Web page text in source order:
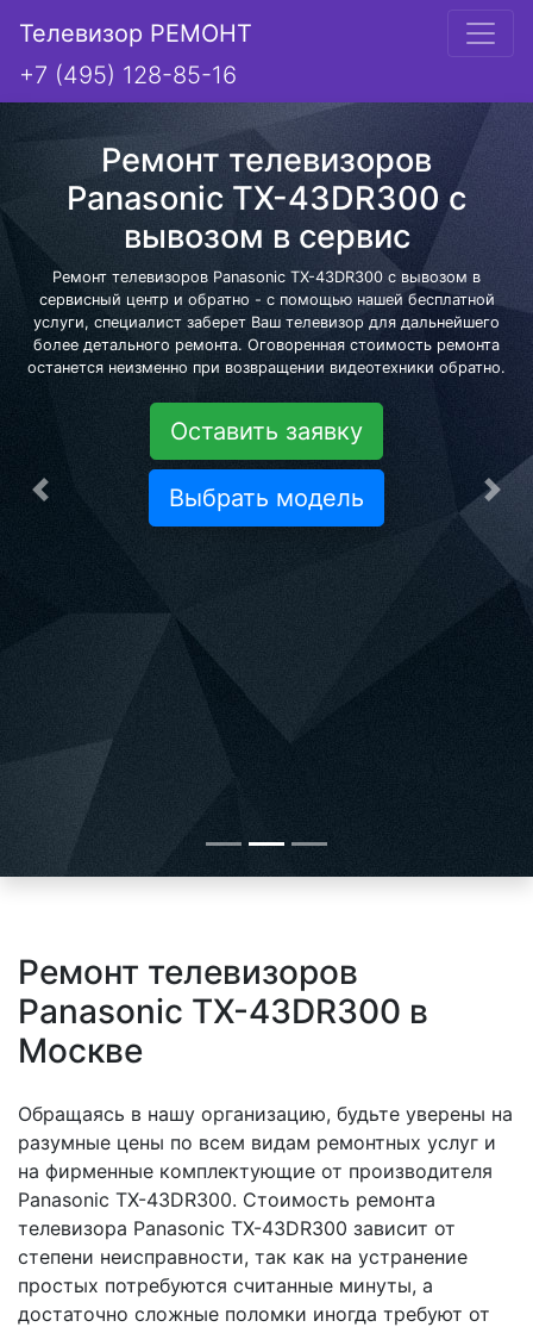
Телевизор РЕМОНТ
+7 (495) 128-85-16
Ремонт телевизоров
Panasonic TX-43DR300 с
вывозом в сервис
Ремонт телевизоров Panasonic TX-43DR300 с вывозом в
сервисный центр и обратно - с помощью нашей бесплатной
услуги, специалист заберет Ваш телевизор для дальнейшего
более детального ремонта. Оговоренная стоимость ремонта
останется неизменно при возвращении видеотехники обратно.
Оставить заявку
Выбрать модель
Предыдущая
Ремонт телевизоров
Panasonic TX-43DR300 в
Москве
Обращаясь в нашу организацию, будьте уверены на
разумные цены по всем видам ремонтных услуг и
на фирменные комплектующие от производителя
Panasonic TX-43DR300. Стоимость ремонта
телевизора Panasonic TX-43DR300 зависит от
степени неисправности, так как на устранение
простых потребуются считанные минуты, а
достаточно сложные поломки иногда требуют от